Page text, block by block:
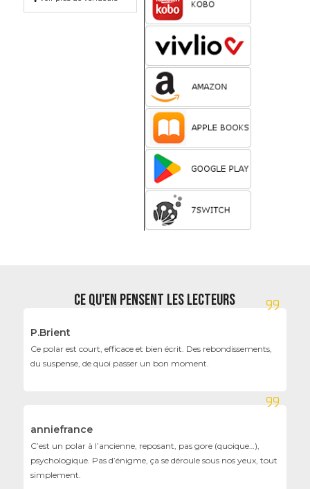
CE QU'EN PENSENT LES LECTEURS
P.Brient
Ce polar est court, efficace et bien écrit. Des rebondissements,
du suspense, de quoi passer un bon moment.
anniefrance
C’est un polar à l’ancienne, reposant, pas gore (quoique…),
psychologique. Pas d’énigme, ça se déroule sous nos yeux, tout
simplement.